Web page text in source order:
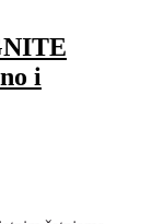
i